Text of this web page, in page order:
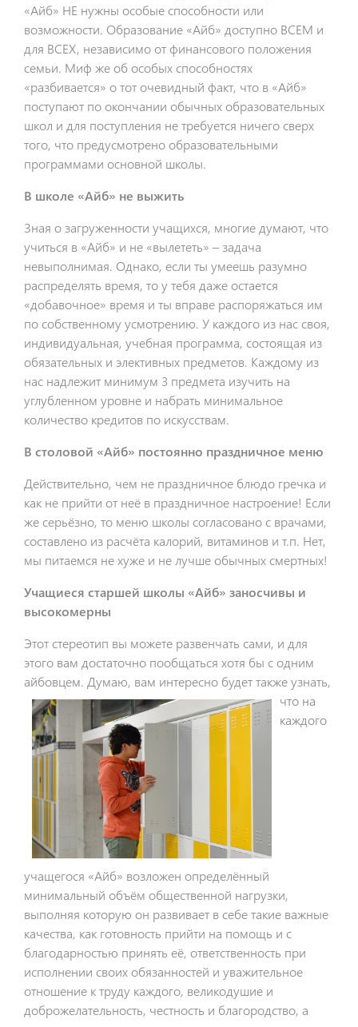
«Айб» НЕ нужны особые способности или
возможности. Образование «Айб» доступно ВСЕМ и
для ВСЕХ, независимо от финансового положения
семьи. Миф же об особых способностях
«разбивается» о тот очевидный факт, что в «Айб»
поступают по окончании обычных образовательных
школ и для поступления не требуется ничего сверх
того, что предусмотрено образовательными
программами основной школы.
В школе «Айб» не выжить
Зная о загруженности учащихся, многие думают, что
учиться в «Айб» и не «вылететь» – задача
невыполнимая. Однако, если ты умеешь разумно
распределять время, то у тебя даже остается
«добавочное» время и ты вправе распоряжаться им
по собственному усмотрению. У каждого из нас своя,
индивидуальная, учебная программа, состоящая из
обязательных и элективных предметов. Каждому из
нас надлежит минимум 3 предмета изучить на
углубленном уровне и набрать минимальное
количество кредитов по искусствам.
В столовой «Айб» постоянно праздничное меню
Действительно, чем не праздничное блюдо гречка и
как не прийти от неё в праздничное настроение! Если
же серьёзно, то меню школы согласовано с врачами,
составлено из расчёта калорий, витаминов и т.п. Нет,
мы питаемся не хуже и не лучше обычных смертных!
Учащиеся старшей школы «Айб» заносчивы и
высокомерны
Этот стереотип вы можете развенчать сами, и для
этого вам достаточно пообщаться хотя бы с одним
айбовцем. Думаю, вам интересно будет также узнать,
что на
каждого
учащегося «Айб» возложен определённый
минимальный объём общественной нагрузки,
выполняя которую он развивает в себе такие важные
качества, как готовность прийти на помощь и с
благодарностью принять её, ответственность при
исполнении своих обязанностей и уважительное
отношение к труду каждого, великодушие и
доброжелательность, честность и благородство, а